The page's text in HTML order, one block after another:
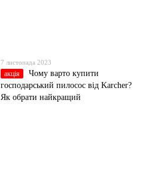
7 листопада 2023
акція
Чому варто купити
господарський пилосос від Karcher?
Як обрати найкращий